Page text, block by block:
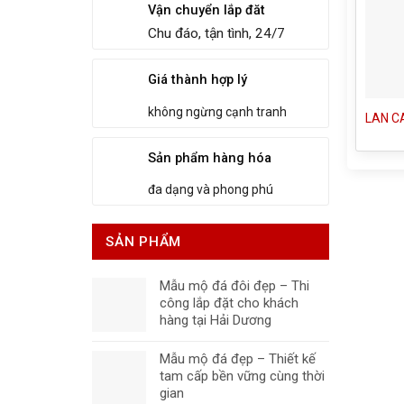
Vận chuyển lắp đăt
Chu đáo, tận tình, 24/7
Giá thành hợp lý
không ngừng cạnh tranh
Sản phẩm hàng hóa
đa dạng và phong phú
SẢN PHẨM
Mẫu mộ đá đôi đẹp – Thi
công lắp đặt cho khách
hàng tại Hải Dương
Mẫu mộ đá đẹp – Thiết kế
tam cấp bền vững cùng thời
gian
LAN